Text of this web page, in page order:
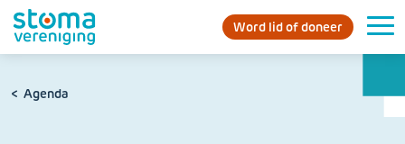
Word lid of doneer
Agenda